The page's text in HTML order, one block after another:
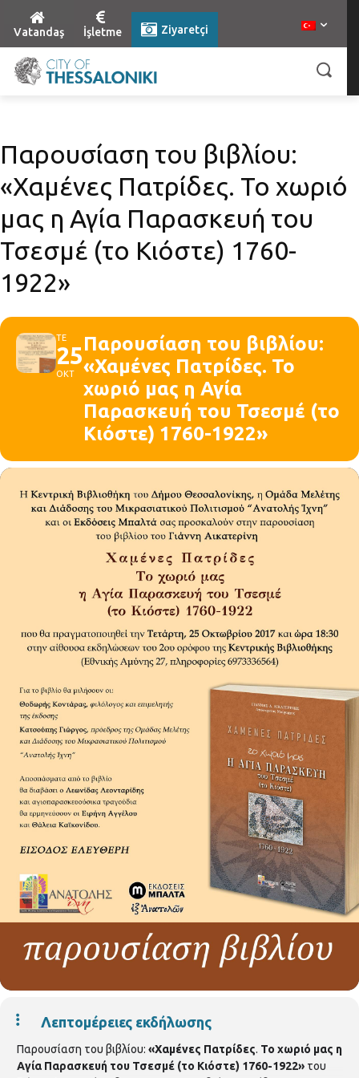
Vatandaş İşletme Ziyaretçi
Παρουσίαση του βιβλίου:
«Χαμένες Πατρίδες. Το χωριό
μας η Αγία Παρασκευή του
Τσεσμέ (το Κιόστε) 1760-
1922»
ΤΕ
25
ΟΚΤ
Παρουσίαση του βιβλίου:
«Χαμένες Πατρίδες. Το
χωριό μας η Αγία
Παρασκευή του Τσεσμέ (το
Κιόστε) 1760-1922»
Λεπτομέρειες εκδήλωσης
Παρουσίαση του βιβλίου: «Χαμένες Πατρίδες. Το χωριό μας η
Αγία Παρασκευή του Τσεσμέ (το Κιόστε) 1760-1922» του